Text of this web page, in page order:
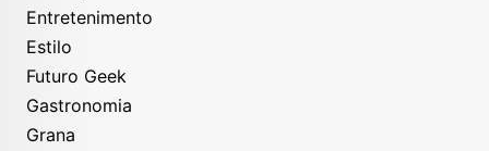
Entretenimento
Estilo
Futuro Geek
Gastronomia
Grana